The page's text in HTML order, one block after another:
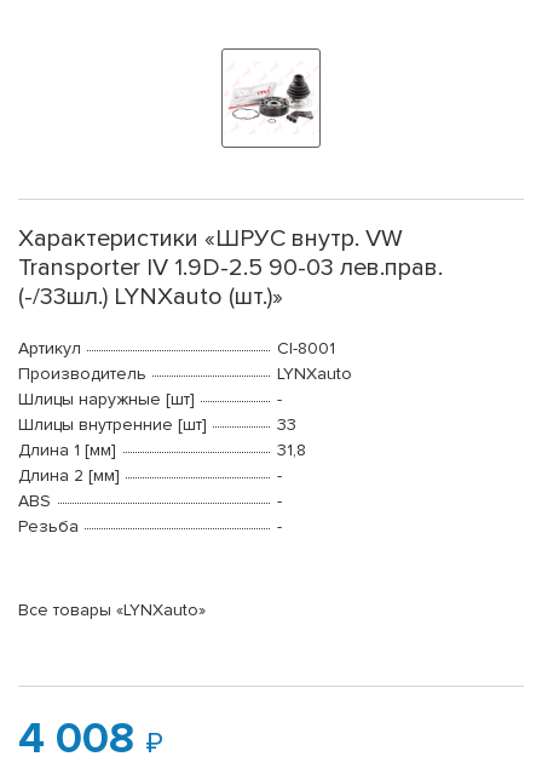
Характеристики «ШРУС внутр. VW
Transporter IV 1.9D-2.5 90-03 лев.прав.
(-/33шл.) LYNXauto (шт.)»
Артикул
CI-8001
Производитель
LYNXauto
Шлицы наружные [шт]
-
Шлицы внутренние [шт]
33
Длина 1 [мм]
31,8
Длина 2 [мм]
-
ABS
-
Резьба
-
Все товары «LYNXauto»
4 008